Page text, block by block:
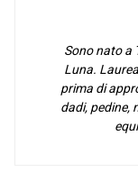
Sono nato a
Luna.
prima di
dadi, pedine,